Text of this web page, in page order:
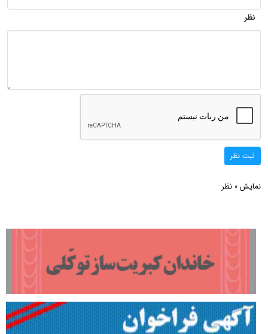
نظر
ثبت نظر
نمایش 0 نظر